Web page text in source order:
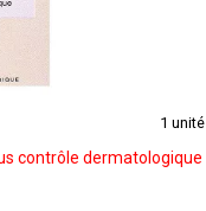
1 unité
contrôle dermatologique